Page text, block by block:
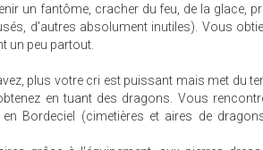
un fantôme, cracher du feu, de la glace,
d'autres absolument inutiles). Vous
un peu partout.
plus votre cri est puissant mais met du
en tuant des dragons. Vous
Bordeciel (cimetières et aires de